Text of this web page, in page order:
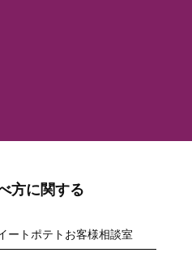
方に関する
ートポテトお客様相談室